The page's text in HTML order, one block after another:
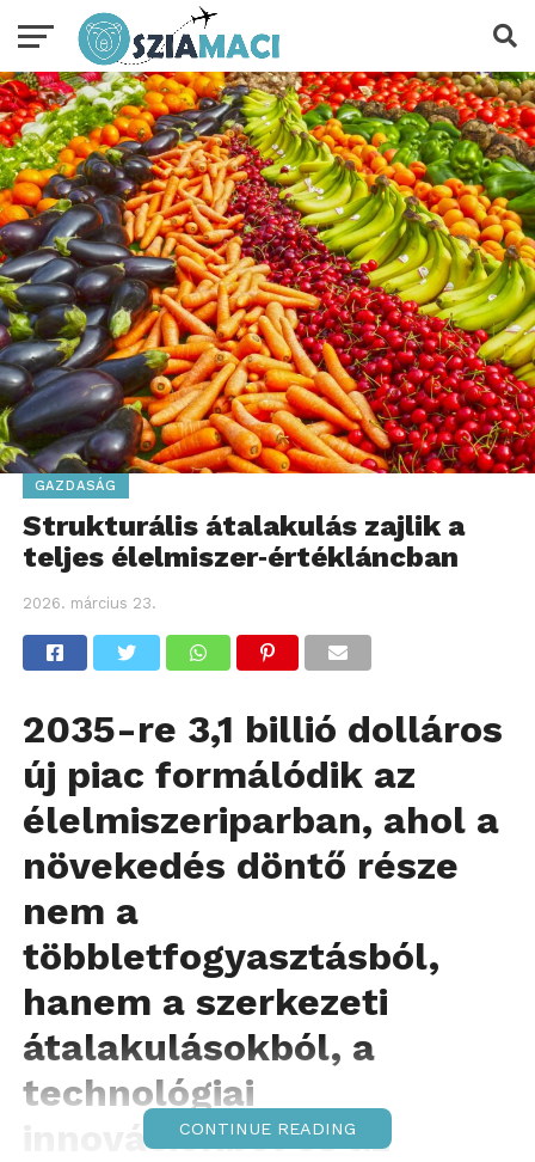
GAZDASÁG
Strukturális átalakulás zajlik a
teljes élelmiszer‑értékláncban
2026. március 23.
2035-re 3,1 billió dolláros
új piac formálódik az
élelmiszeriparban, ahol a
növekedés döntő része
nem a
többletfogyasztásból,
hanem a szerkezeti
átalakulásokból, a
technológiai
innovációkból és az
CONTINUE READING